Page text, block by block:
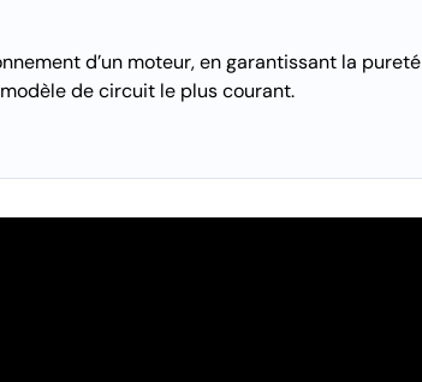
d’un moteur, en garantissant la pureté
de circuit le plus courant.